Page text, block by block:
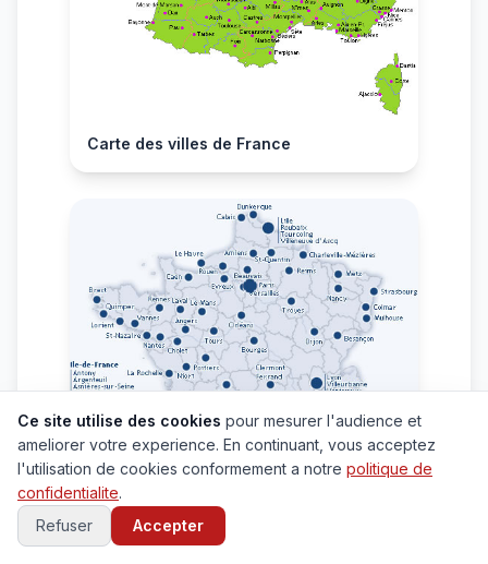
Carte des villes de France
Ce site utilise des cookies pour mesurer l'audience et
ameliorer votre experience. En continuant, vous acceptez
l'utilisation de cookies conformement a notre politique de
confidentialite.
Refuser
Accepter